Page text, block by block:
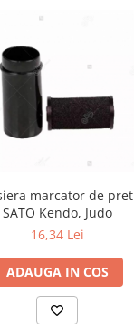
marcator de pret
SATO Kendo, Judo
16,34 Lei
ADAUGA IN COS